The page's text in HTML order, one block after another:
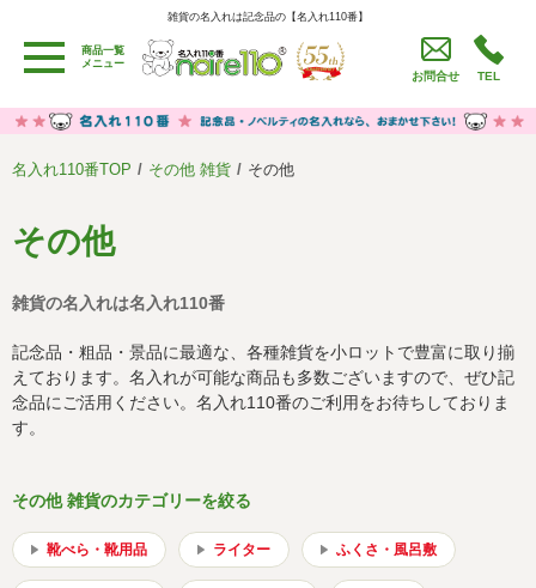
雑貨の名入れは記念品の【名入れ110番】雑貨の名入れは記念品の【名入れ110番】
商品一覧
メニュー
お問合せ TEL
用途別カテゴリ
卒園・卒業記念品
労働組合・設立記念・周年記念
うちわ・扇子・ファン
イベント・パーティーグッズ
値段別
ご利用ガイド
社会貢献活動 特定商取引法に基づく表記
著作権と推奨環境について
会社概要 サイトマップ
名入れ110番TOP その他 雑貨 その他
その他
雑貨の名入れは名入れ110番
記念品・粗品・景品に最適な、各種雑貨を小ロットで豊富に取り揃
えております。名入れが可能な商品も多数ございますので、ぜひ記
念品にご活用ください。名入れ110番のご利用をお待ちしておりま
す。
その他 雑貨のカテゴリーを絞る
靴べら・靴用品 ライター ふくさ・風呂敷